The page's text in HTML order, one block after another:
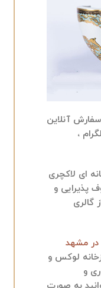
آنلاین
،
ای لاکچری
پذیرایی و
گالری
در مشهد
لوکس و
و